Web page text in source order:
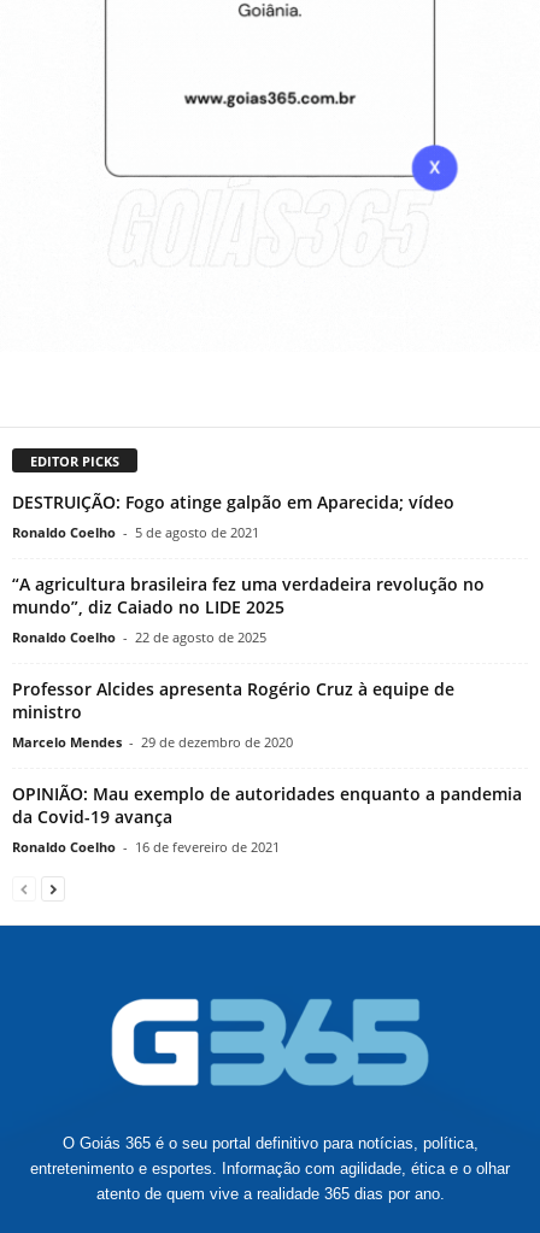
EDITOR PICKS
DESTRUIÇÃO: Fogo atinge galpão em Aparecida; vídeo
Ronaldo Coelho - 5 de agosto de 2021
“A agricultura brasileira fez uma verdadeira revolução no
mundo”, diz Caiado no LIDE 2025
Ronaldo Coelho - 22 de agosto de 2025
Professor Alcides apresenta Rogério Cruz à equipe de
ministro
Marcelo Mendes - 29 de dezembro de 2020
OPINIÃO: Mau exemplo de autoridades enquanto a pandemia
da Covid-19 avança
Ronaldo Coelho - 16 de fevereiro de 2021
O Goiás 365 é o seu portal definitivo para notícias, política,
entretenimento e esportes. Informação com agilidade, ética e o olhar
atento de quem vive a realidade 365 dias por ano.